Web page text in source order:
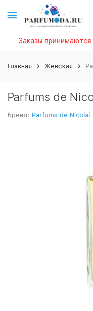
Заказы
Главная Женская
Parfums de
Бренд: Parfums de Nicolai